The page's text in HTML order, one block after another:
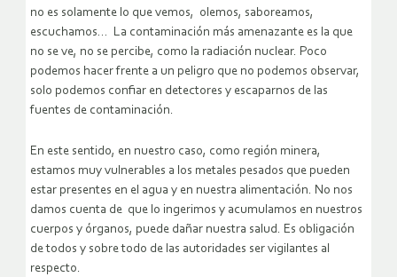
no es solamente lo que vemos, olemos, saboreamos,
escuchamos… La contaminación más amenazante es la que
no se ve, no se percibe, como la radiación nuclear. Poco
podemos hacer frente a un peligro que no podemos observar,
solo podemos confiar en detectores y escaparnos de las
fuentes de contaminación.
En este sentido, en nuestro caso, como región minera,
estamos muy vulnerables a los metales pesados que pueden
estar presentes en el agua y en nuestra alimentación. No nos
damos cuenta de que lo ingerimos y acumulamos en nuestros
cuerpos y órganos, puede dañar nuestra salud. Es obligación
de todos y sobre todo de las autoridades ser vigilantes al
respecto.